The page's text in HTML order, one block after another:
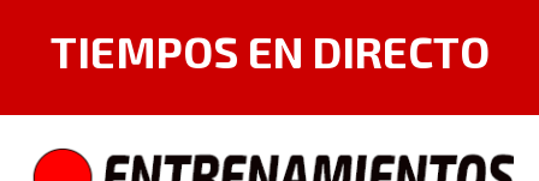
TIEMPOS EN DIRECTO